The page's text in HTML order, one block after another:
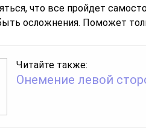
что все пройдет
осложнения. Поможет
Читайте также:
Онемение левой